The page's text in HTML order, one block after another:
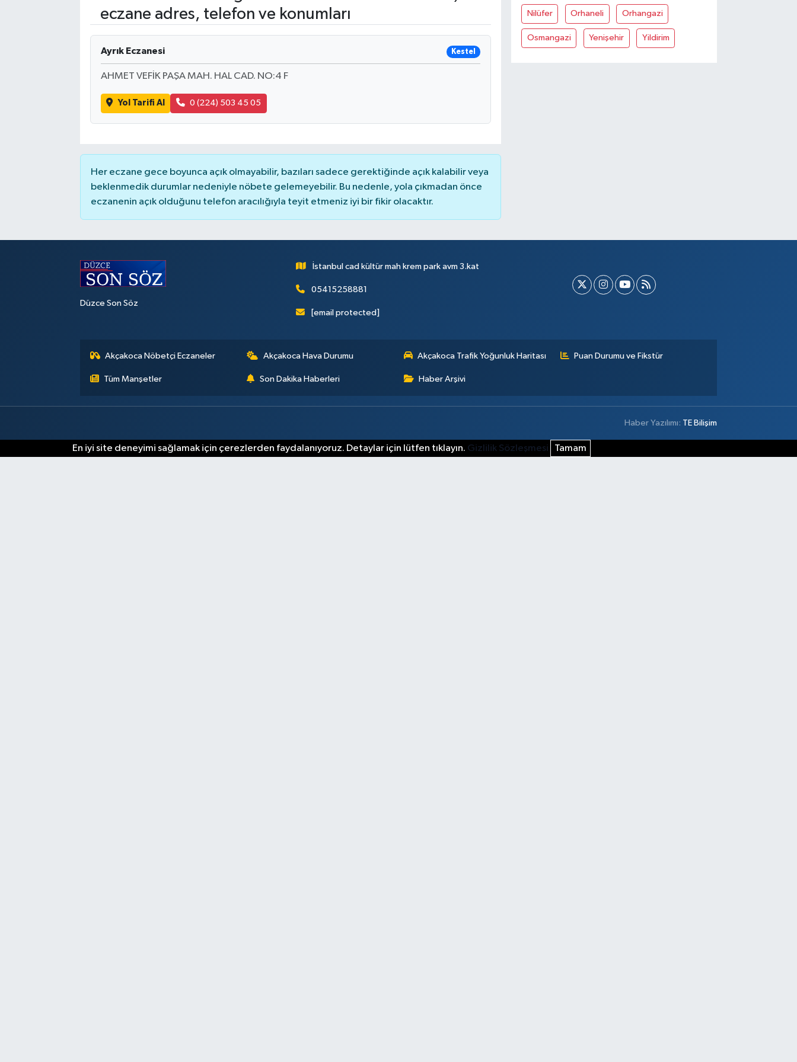
eczane adres, telefon ve konumları
Ayrık Eczanesi Kestel
AHMET VEFİK PAŞA MAH. HAL CAD. NO:4 F
Yol Tarifi Al 0 (224) 503 45 05
Her eczane gece boyunca açık olmayabilir, bazıları sadece gerektiğinde açık kalabilir veya
beklenmedik durumlar nedeniyle nöbete gelemeyebilir. Bu nedenle, yola çıkmadan önce
eczanenin açık olduğunu telefon aracılığıyla teyit etmeniz iyi bir fikir olacaktır.
Nilüfer Orhaneli Orhangazi
Osmangazi Yenişehir Yildirim
Düzce Son Söz
İstanbul cad kültür mah krem park avm 3.kat
05415258881
[email protected]
Akçakoca Nöbetçi Eczaneler Akçakoca Hava Durumu Akçakoca Trafik Yoğunluk Haritası Puan Durumu ve Fikstür
Tüm Manşetler Son Dakika Haberleri Haber Arşivi
Haber Yazılımı: TE Bilişim
En iyi site deneyimi sağlamak için çerezlerden faydalanıyoruz. Detaylar için lütfen tıklayın. Gizlilik Sözleşmesi Tamam